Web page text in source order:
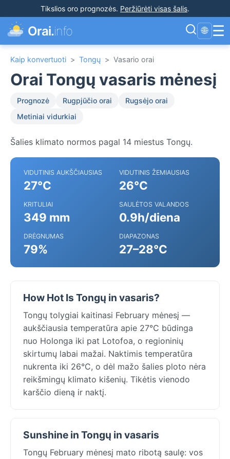
Tikslios oro prognozės. Peržiūrėti visas šalis.
Orai.info 🌐 ☰
Kaip konvertuoti > Tongų > Vasario orai
Orai Tongų vasaris mėnesį
Prognozė Rugpjūčio orai
Rugsėjo orai
Metiniai vidurkiai
Šalies klimato normos pagal 14 miestus Tongų.
VIDUTINIS AUKŠČIAUSIAS
27°C
VIDUTINIS ŽEMIAUSIAS
26°C
KRITULIAI
349 mm
SAULĖTOS VALANDOS
0.9h/diena
DRĖGNUMAS
79%
DIAPAZONAS
27–28°C
How Hot Is Tongų in vasaris?
Tongų tolygiai kaitinasi February mėnesį —
aukščiausia temperatūra apie 27°C būdinga
nuo Holonga iki pat Lotofoa, o regioninių
skirtumų labai mažai. Naktimis temperatūra
nukrenta iki 26°C, o dėl mažo šalies ploto nėra
reikšmingų klimato kišenių. Tikėtis vienodo
karščio dieną ir naktį.
Sunshine in Tongų in vasaris
Tongų February mėnesį mato ribotą saulę: vos